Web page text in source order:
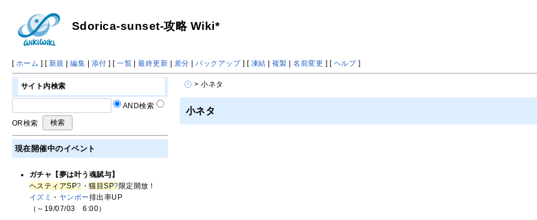
Sdorica-sunset-攻略 Wiki*
[ ホーム ] [ 新規 |編集 | 添付 ] [一覧 |最終更新 | 差分 |バックアップ] [ 凍結 | 複製 |名前変更 ] [ ヘルプ]
> 小ネタ
小ネタ
サイト内検索
AND検索
OR検索
現在開催中のイベント
ガチャ【夢は叶う魂賦与】
ヘスティアSP? ・猫目SP?限定開放！
イズミ
・ ヤンボー排出率UP
（～19/07/03 6:00）